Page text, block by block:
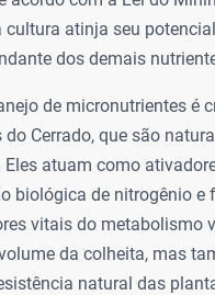
cultura atinja seu
dos demais
de micronutrientes é
Cerrado, que são
atuam como
biológica de nitrogênio e
vitais do metabolismo
da colheita, mas
natural das